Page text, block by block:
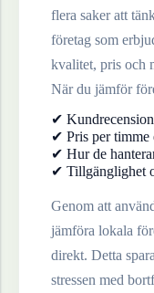
flera saker att
företag som
kvalitet, pris och
När du jämför
✔
✔ Pris per timme
✔ Hur de
✔ Tillgänglighet
Genom att
jämföra lokala
direkt. Detta
stressen med